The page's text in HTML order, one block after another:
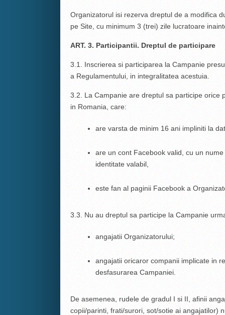
Organizatorul isi rezerva dreptul de a modifica
pe Site, cu minimum 3 (trei) zile lucratoare
ART. 3. Participantii. Dreptul de participare
3.1. Inscrierea si participarea la Campanie
a Regulamentului, in integralitatea acestuia.
3.2. La Campanie are dreptul sa participe orice
in Romania, care:
are varsta de minim 16 ani impliniti la
are un cont Facebook valid, cu un
identitate valabil,
este fan al paginii Facebook a
3.3. Nu au dreptul sa participe la Campanie
angajatii Organizatorului;
angajatii oricaror companii implicate in
desfasurarea Campaniei.
De asemenea, rudele de gradul I si II, afinii
copii/parinti, frati/surori, sot/sotie ai angajatilor)